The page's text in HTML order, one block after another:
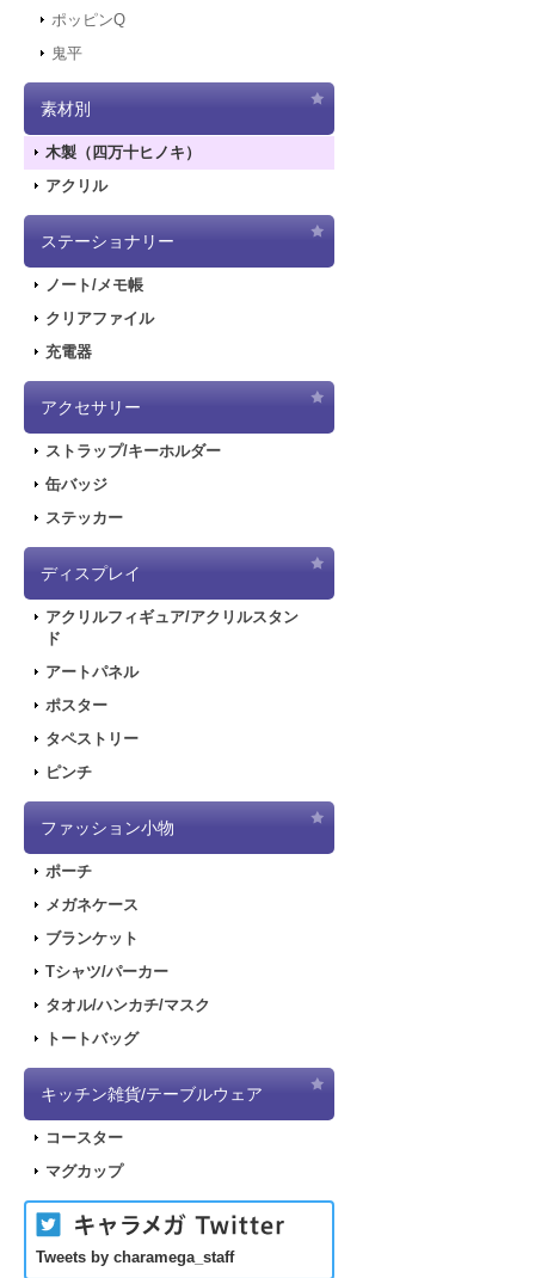
ポッピンQ
鬼平
素材別
木製（四万十ヒノキ）
アクリル
ステーショナリー
ノート/メモ帳
クリアファイル
充電器
アクセサリー
ストラップ/キーホルダー
缶バッジ
ステッカー
ディスプレイ
アクリルフィギュア/アクリルスタン
ド
アートパネル
ポスター
タペストリー
ピンチ
ファッション小物
ポーチ
メガネケース
ブランケット
Tシャツ/パーカー
タオル/ハンカチ/マスク
トートバッグ
キッチン雑貨/テーブルウェア
コースター
マグカップ
Tweets by charamega_staff